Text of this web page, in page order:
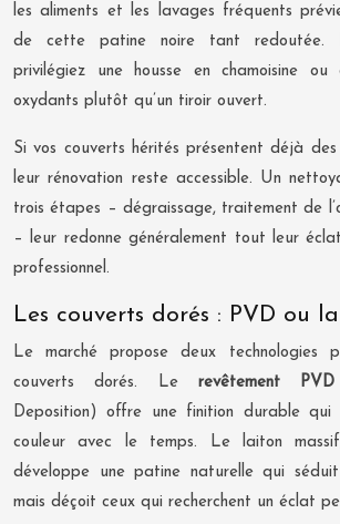
les aliments et les lavages fréquents
de cette patine noire tant redoutée.
privilégiez une housse en chamoisine
oxydants plutôt qu’un tiroir ouvert.
Si vos couverts hérités présentent déjà des
leur rénovation reste accessible. Un
trois étapes – dégraissage, traitement de
– leur redonne généralement tout leur
professionnel.
Les couverts dorés : PVD ou
Le marché propose deux technologies
couverts dorés. Le revêtement PVD
Deposition) offre une finition durable qui
couleur avec le temps. Le laiton
développe une patine naturelle qui
mais déçoit ceux qui recherchent un éclat